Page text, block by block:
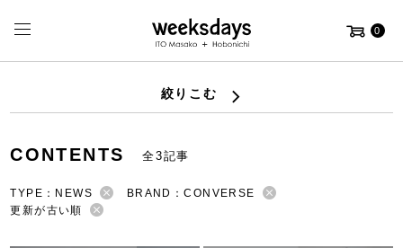
0
絞りこむ
CONTENTS 全3記事
TYPE：NEWS
BRAND：CONVERSE
更新が古い順